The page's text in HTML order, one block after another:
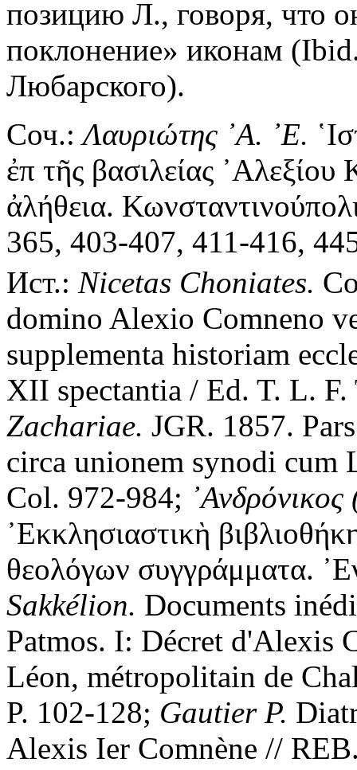
позицию Л., говоря, что
поклонение» иконам
Любарского).
Соч.:Λαυριώτης ᾿Α. ᾿Ε.
ἐπ τῆς βασιλείας
ἀλήθεια.
365, 403-407, 411-416,
Ист.: Nicetas Choniates.
domino Alexio Comneno
supplementa historiam
XII spectantia / Ed. T. L.
Zachariae. JGR. 1857.
circa unionem synodi cum
Col. 972-984;
᾿Εκκλησιαστικὴ
θεολόγων συγγράμματα.
Sakkélion. Documents
Patmos. I: Décret d'Alexis
Léon, métropolitain de
P. 102-128; Gautier P.
Alexis Ier Comnène //